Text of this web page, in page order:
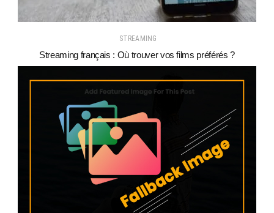
STREAMING
Streaming français : Où trouver vos films préférés ?